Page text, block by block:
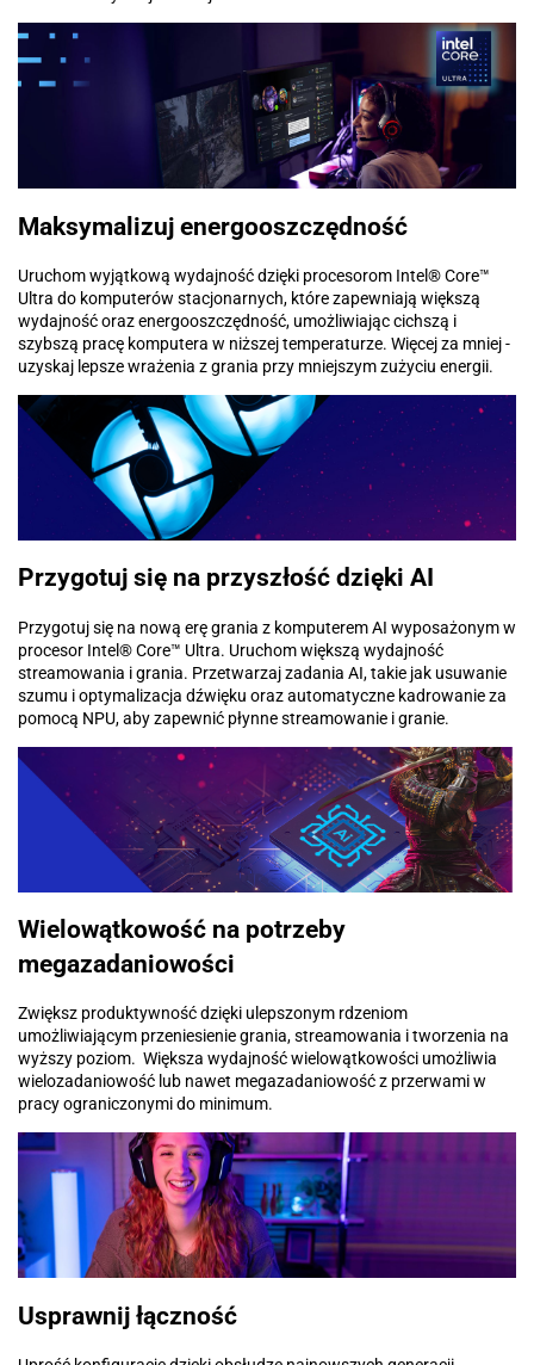
Maksymalizuj energooszczędność
Uruchom wyjątkową wydajność dzięki procesorom Intel® Core™
Ultra do komputerów stacjonarnych, które zapewniają większą
wydajność oraz energooszczędność, umożliwiając cichszą i
szybszą pracę komputera w niższej temperaturze. Więcej za mniej -
uzyskaj lepsze wrażenia z grania przy mniejszym zużyciu energii.
Przygotuj się na przyszłość dzięki AI
Przygotuj się na nową erę grania z komputerem AI wyposażonym w
procesor Intel® Core™ Ultra. Uruchom większą wydajność
streamowania i grania. Przetwarzaj zadania AI, takie jak usuwanie
szumu i optymalizacja dźwięku oraz automatyczne kadrowanie za
pomocą NPU, aby zapewnić płynne streamowanie i granie.
Wielowątkowość na potrzeby
megazadaniowości
Zwiększ produktywność dzięki ulepszonym rdzeniom
umożliwiającym przeniesienie grania, streamowania i tworzenia na
wyższy poziom. Większa wydajność wielowątkowości umożliwia
wielozadaniowość lub nawet megazadaniowość z przerwami w
pracy ograniczonymi do minimum.
Usprawnij łączność